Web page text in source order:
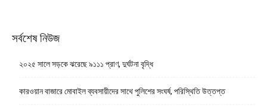
সর্বশেষ নিউজ
২০২৫ সালে সড়কে ঝরেছে ৯১১১ প্রাণ, দুর্ঘটনা বৃদ্ধি
কারওয়ান বাজারে মোবাইল ব্যবসায়ীদের সাথে পুলিশের সংঘর্ষ, পরিস্থিতি উত্তপ্ত